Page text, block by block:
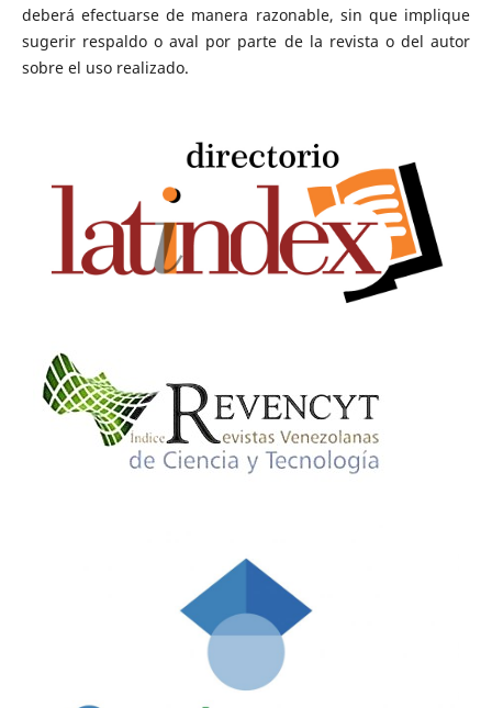
deberá efectuarse de manera razonable, sin que implique
sugerir respaldo o aval por parte de la revista o del autor
sobre el uso realizado.